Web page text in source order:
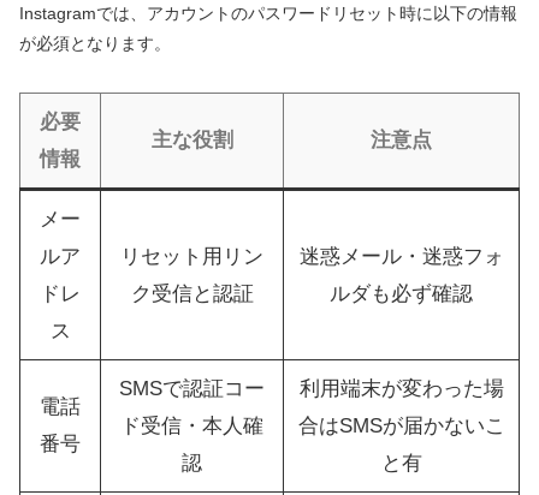
Instagramでは、アカウントのパスワードリセット時に以下の情報
が必須となります。
必要
情報
主な役割 注意点
メー
ルア
ドレ
ス
リセット用リン
ク受信と認証
迷惑メール・迷惑フォ
ルダも必ず確認
電話
番号
SMSで認証コー
ド受信・本人確
認
利用端末が変わった場
合はSMSが届かないこ
と有